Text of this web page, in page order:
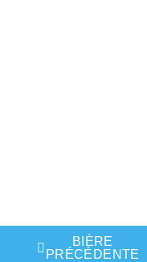
BIÈRE
PRÉCÉDENTE